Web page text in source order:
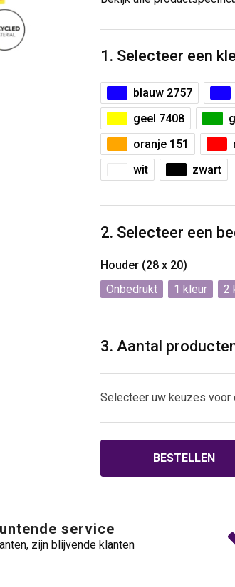
1. Selecteer een
blauw 2757
geel 7408
oranje 151
wit
zwart
2. Selecteer een
Houder (28 x 20)
Onbedrukt
1 2
3. Aantal
Selecteer uw keuzes voor
BESTELLEN
service
zijn blijvende klanten